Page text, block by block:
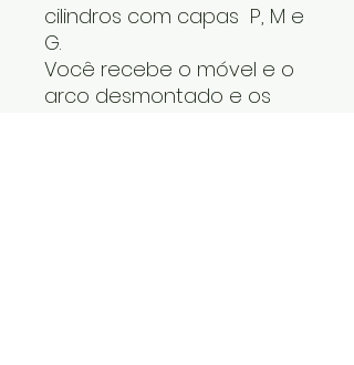
cilindros com capas P, M e
G.
Você recebe o móvel e o
arco desmontado e os